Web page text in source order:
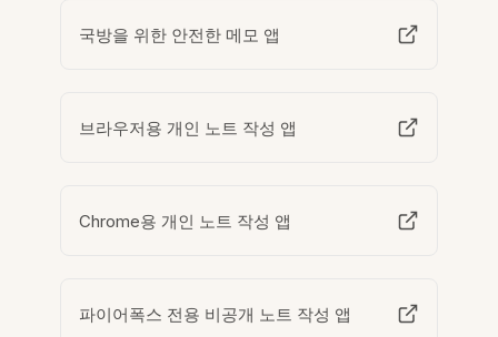
국방을 위한 안전한 메모 앱
브라우저용 개인 노트 작성 앱
Chrome용 개인 노트 작성 앱
파이어폭스 전용 비공개 노트 작성 앱